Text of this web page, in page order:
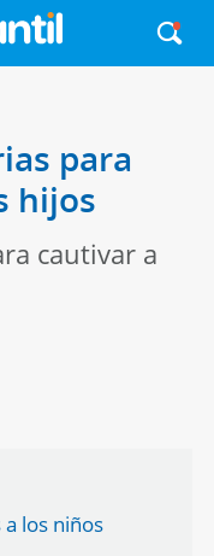
para
hijos
cautivar a
los niños